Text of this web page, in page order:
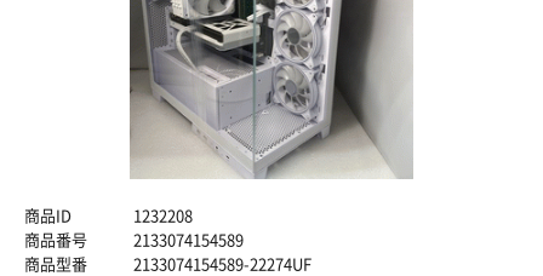
商品ID
1232208
商品番号
2133074154589
商品型番
2133074154589-22274UF